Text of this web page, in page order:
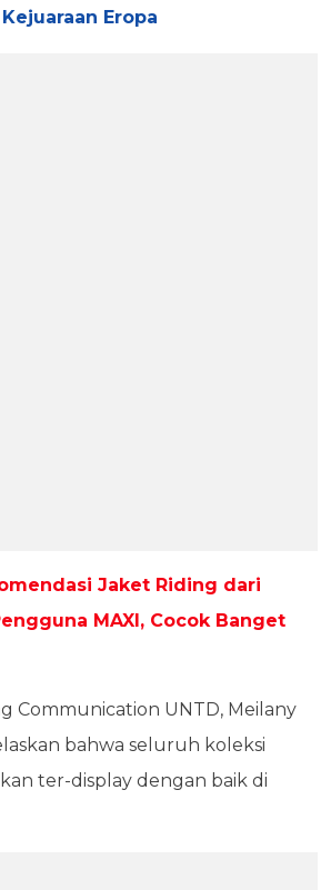
Eropa
Jaket Riding dari
MAXI, Cocok Banget
Communication UNTD, Meilany
bahwa seluruh koleksi
ter-display dengan baik di